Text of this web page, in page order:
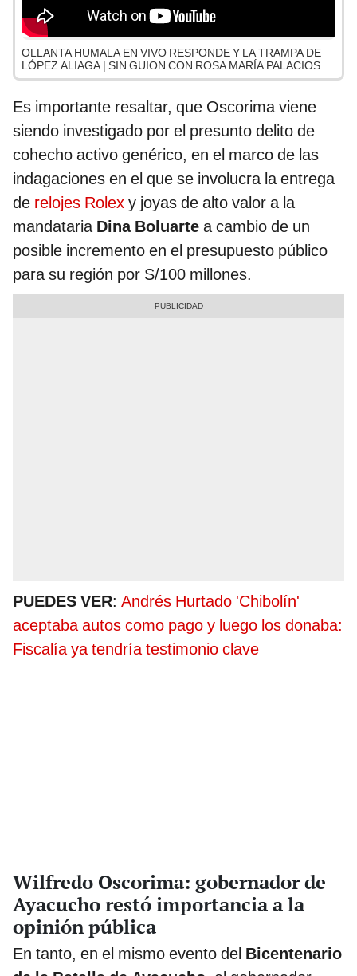
OLLANTA HUMALA EN VIVO RESPONDE Y LA TRAMPA DE
LÓPEZ ALIAGA | SIN GUION CON ROSA MARÍA PALACIOS
Es importante resaltar, que Oscorima viene
siendo investigado por el presunto delito de
cohecho activo genérico, en el marco de las
indagaciones en el que se involucra la entrega
de relojes Rolex y joyas de alto valor a la
mandataria Dina Boluarte a cambio de un
posible incremento en el presupuesto público
para su región por S/100 millones.
PUEDES VER: Andrés Hurtado 'Chibolín'
aceptaba autos como pago y luego los donaba:
Fiscalía ya tendría testimonio clave
Wilfredo Oscorima: gobernador de
Ayacucho restó importancia a la
opinión pública
En tanto, en el mismo evento del Bicentenario